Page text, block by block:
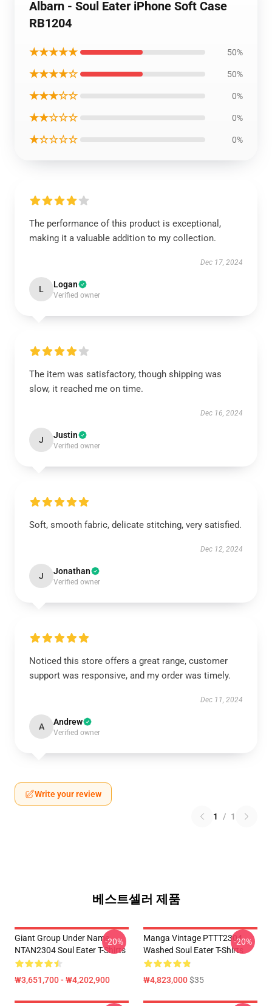
Albarn - Soul Eater iPhone Soft Case
RB1204
★★★★★ 50%
★★★★☆ 50%
★★★☆☆ 0%
★★☆☆☆ 0%
★☆☆☆☆ 0%
The performance of this product is exceptional,
making it a valuable addition to my collection.
Dec 17, 2024
L Logan
Verified owner
The item was satisfactory, though shipping was
slow, it reached me on time.
Dec 16, 2024
J Justin
Verified owner
Soft, smooth fabric, delicate stitching, very satisfied.
Dec 12, 2024
J Jonathan
Verified owner
Noticed this store offers a great range, customer
support was responsive, and my order was timely.
Dec 11, 2024
A Andrew
Verified owner
Write your review
1 / 1
베스트셀러 제품
Giant Group Under Name
NTAN2304 Soul Eater T-Shirts
₩3,651,700 - ₩4,202,900
-20%
Manga Vintage PTTT2304
Washed Soul Eater T-Shirts
₩4,823,000$35
-20%